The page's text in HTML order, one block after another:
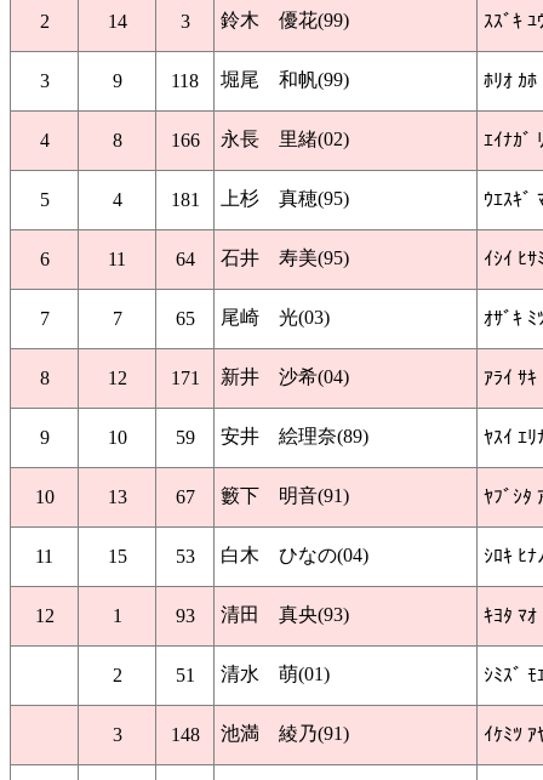
2 14 3 鈴木 優花(99) ｽｽﾞｷ ﾕ
3 9 118 堀尾 和帆(99) ﾎﾘｵ ｶﾎ
4 8 166 永長 里緒(02) ｴｲﾅｶﾞ
5 4 181 上杉 真穂(95) ｳｴｽｷﾞ
6 11 64 石井 寿美(95) ｲｼｲ ﾋｻ
7 7 65 尾崎 光(03) ｵｻﾞｷ ﾐ
8 12 171 新井 沙希(04) ｱﾗｲ ｻｷ
9 10 59 安井 絵理奈(89) ﾔｽｲ ｴﾘ
10 13 67 籔下 明音(91) ﾔﾌﾞｼﾀ
11 15 53 白木 ひなの(04) ｼﾛｷ ﾋﾅ
12 1 93 清田 真央(93) ｷﾖﾀ ﾏｵ
2 51 清水 萌(01) ｼﾐｽﾞ ﾓ
3 148 池満 綾乃(91) ｲｹﾐﾂ ｱ